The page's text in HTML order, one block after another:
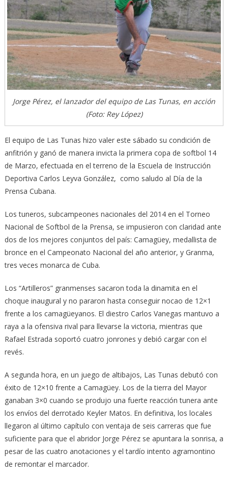
Jorge Pérez, el lanzador del equipo de Las Tunas, en acción
(Foto: Rey López)
El equipo de Las Tunas hizo valer este sábado su condición de
anfitrión y ganó de manera invicta la primera copa de softbol 14
de Marzo, efectuada en el terreno de la Escuela de Instrucción
Deportiva Carlos Leyva González, como saludo al Día de la
Prensa Cubana.
Los tuneros, subcampeones nacionales del 2014 en el Torneo
Nacional de Softbol de la Prensa, se impusieron con claridad ante
dos de los mejores conjuntos del país: Camagüey, medallista de
bronce en el Campeonato Nacional del año anterior, y Granma,
tres veces monarca de Cuba.
Los “Artilleros” granmenses sacaron toda la dinamita en el
choque inaugural y no pararon hasta conseguir nocao de 12×1
frente a los camagüeyanos. El diestro Carlos Vanegas mantuvo a
raya a la ofensiva rival para llevarse la victoria, mientras que
Rafael Estrada soportó cuatro jonrones y debió cargar con el
revés.
A segunda hora, en un juego de altibajos, Las Tunas debutó con
éxito de 12×10 frente a Camagüey. Los de la tierra del Mayor
ganaban 3×0 cuando se produjo una fuerte reacción tunera ante
los envíos del derrotado Keyler Matos. En definitiva, los locales
llegaron al último capítulo con ventaja de seis carreras que fue
suficiente para que el abridor Jorge Pérez se apuntara la sonrisa, a
pesar de las cuatro anotaciones y el tardío intento agramontino
de remontar el marcador.